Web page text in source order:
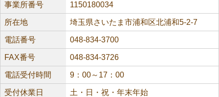
事業所番号 1150180034
所在地 埼玉県さいたま市浦和区北浦和5-2-7
電話番号 048-834-3700
FAX番号 048-834-3726
電話受付時間 9：00～17：00
受付休業日 土・日・祝・年末年始